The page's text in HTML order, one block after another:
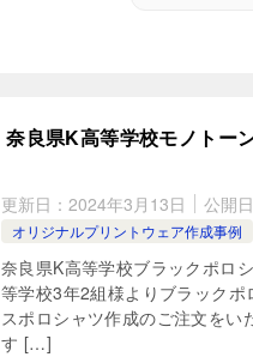
奈良県K高等学校モノトー
更新日： 2024年3月13日 公開日
オリジナルプリントウェア作成事例
奈良県K高等学校ブラックポロ
等学校3年2組様よりブラック
スポロシャツ作成のご注文をい
す […]